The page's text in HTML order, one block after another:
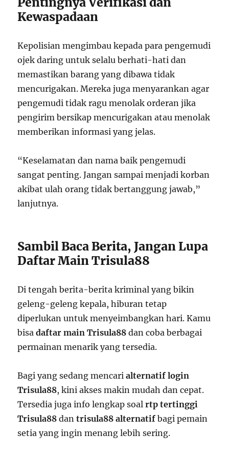
Kewaspadaan
Kepolisian mengimbau kepada para pengemudi
ojek daring untuk selalu berhati-hati dan
memastikan barang yang dibawa tidak
mencurigakan. Mereka juga menyarankan agar
pengemudi tidak ragu menolak orderan jika
pengirim bersikap mencurigakan atau menolak
memberikan informasi yang jelas.
“Keselamatan dan nama baik pengemudi
sangat penting. Jangan sampai menjadi korban
akibat ulah orang tidak bertanggung jawab,”
lanjutnya.
Sambil Baca Berita, Jangan Lupa
Daftar Main Trisula88
Di tengah berita-berita kriminal yang bikin
geleng-geleng kepala, hiburan tetap
diperlukan untuk menyeimbangkan hari. Kamu
bisadaftar main Trisula88 dan coba berbagai
permainan menarik yang tersedia.
Bagi yang sedang mencarialternatif login
Trisula88, kini akses makin mudah dan cepat.
Tersedia juga info lengkap soalrtp tertinggi
Trisula88 dantrisula88 alternatif bagi pemain
setia yang ingin menang lebih sering.